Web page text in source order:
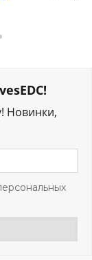
Новинки,